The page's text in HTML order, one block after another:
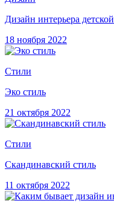
Дизайн интерьера
18 ноября 2022
Стили
Эко стиль
21 октября 2022
Стили
Скандинавский стиль
11 октября 2022